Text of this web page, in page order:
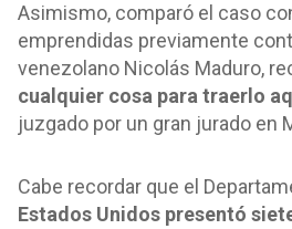
Asimismo, comparó el caso
emprendidas previamente
venezolano Nicolás Maduro,
cualquier cosa para traerlo
juzgado por un gran jurado en
Cabe recordar que el
Estados Unidos presentó